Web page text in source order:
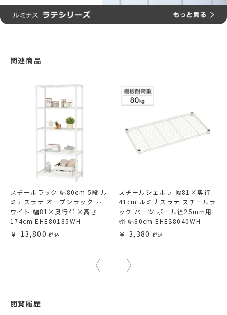
関連商品
スチールラック 幅80cm 5段 ル
ミナスラテ オープンラック ホ
ワイト 幅81×奥行41×高さ
174cm EHE80185WH
13,800
スチールシェルフ 幅81×奥行
41cm ルミナスラテ スチールラ
ック パーツ ポール径25mm用
棚 幅80cm EHES8040WH
3,380
閲覧履歴